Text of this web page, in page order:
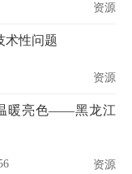
资源
术性问题
资源
暖亮色——黑龙江
资源